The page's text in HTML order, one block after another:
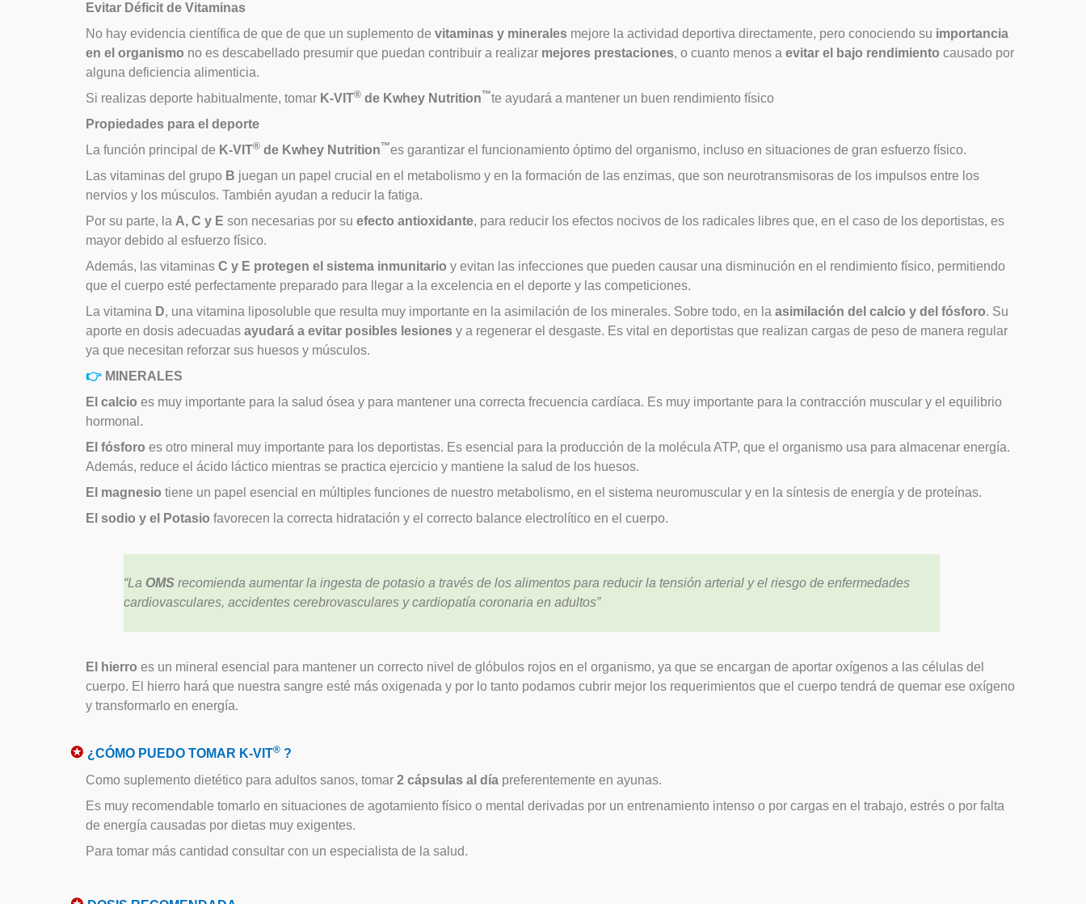
Evitar Déficit de Vitaminas
No hay evidencia científica de que de que un suplemento de vitaminas y mineralesmejore la actividad deportiva directamente, pero conociendo su importancia
en el organismo no es descabellado presumir que puedan contribuir a realizar mejores prestaciones, o cuanto menos a evitar el bajo rendimiento causado por
alguna deficiencia alimenticia.
Si realizas deporte habitualmente, tomar K-VIT®de Kwhey Nutrition™te ayudará a mantener un buen rendimiento físico
Propiedades para el deporte
La función principal de K-VIT®de Kwhey Nutrition™es garantizar el funcionamiento óptimo del organismo, incluso en situaciones de gran esfuerzo físico.
Las vitaminas del grupo B juegan un papel crucial en el metabolismo y en la formación de las enzimas, que son neurotransmisoras de los impulsos entre los
nervios y los músculos. También ayudan a reducir la fatiga.
Por su parte, la A, C y E son necesarias por su efecto antioxidante, para reducir los efectos nocivos de los radicales libres que, en el caso de los deportistas, es
mayor debido al esfuerzo físico.
Además, las vitaminas C y E protegen el sistema inmunitario y evitan las infecciones que pueden causar una disminución en el rendimiento físico, permitiendo
que el cuerpo esté perfectamente preparado para llegar a la excelencia en el deporte y las competiciones.
La vitamina D, una vitamina liposoluble que resulta muy importante en la asimilación de los minerales. Sobre todo, en la asimilación del calcio y del fósforo. Su
aporte en dosis adecuadas ayudará a evitar posibles lesionesy a regenerar el desgaste. Es vital en deportistas que realizan cargas de peso de manera regular
ya que necesitan reforzar sus huesos y músculos.
👉MINERALES
El calcio es muy importante para la salud ósea y para mantener una correcta frecuencia cardíaca. Es muy importante para la contracción muscular y el equilibrio
hormonal.
El fósforo es otro mineral muy importante para los deportistas. Es esencial para la producción de la molécula ATP, que el organismo usa para almacenar energía.
Además, reduce el ácido láctico mientras se practica ejercicio y mantiene la salud de los huesos.
El magnesio tiene un papel esencial en múltiples funciones de nuestro metabolismo, en el sistema neuromuscular y en la síntesis de energía y de proteínas.
El sodio y el Potasio favorecen la correcta hidratación y el correcto balance electrolítico en el cuerpo.
“La OMS recomienda aumentar la ingesta de potasio a través de los alimentos para reducir la tensión arterial y el riesgo de enfermedades
cardiovasculares, accidentes cerebrovasculares y cardiopatía coronaria en adultos”
El hierro es un mineral esencial para mantener un correcto nivel de glóbulos rojos en el organismo, ya que se encargan de aportar oxígenos a las células del
cuerpo. El hierro hará que nuestra sangre esté más oxigenada y por lo tanto podamos cubrir mejor los requerimientos que el cuerpo tendrá de quemar ese oxígeno
y transformarlo en energía.
✪ ¿CÓMO PUEDO TOMAR K-VIT® ?
Como suplemento dietético para adultos sanos, tomar 2 cápsulas al díapreferentemente en ayunas.
Es muy recomendable tomarlo en situaciones de agotamiento físico o mental derivadas por un entrenamiento intenso o por cargas en el trabajo, estrés o por falta
de energía causadas por dietas muy exigentes.
Para tomar más cantidad consultar con un especialista de la salud.